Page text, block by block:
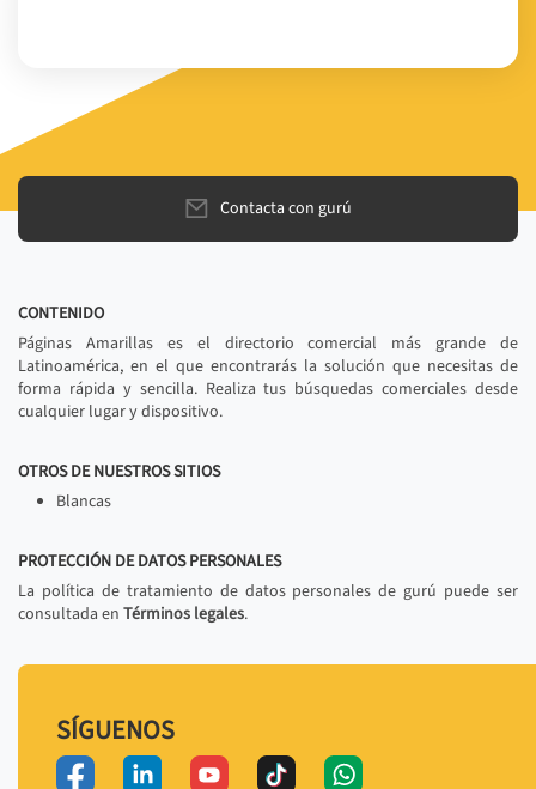
Contacta con gurú
CONTENIDO
Páginas Amarillas es el directorio comercial más grande de
Latinoamérica, en el que encontrarás la solución que necesitas de
forma rápida y sencilla. Realiza tus búsquedas comerciales desde
cualquier lugar y dispositivo.
OTROS DE NUESTROS SITIOS
Blancas
PROTECCIÓN DE DATOS PERSONALES
La política de tratamiento de datos personales de gurú puede ser
consultada en Términos legales.
SÍGUENOS